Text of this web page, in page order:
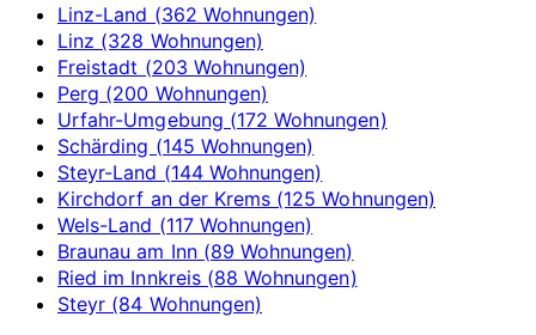
Linz-Land (362 Wohnungen)
Linz (328 Wohnungen)
Freistadt (203 Wohnungen)
Perg (200 Wohnungen)
Urfahr-Umgebung (172 Wohnungen)
Schärding (145 Wohnungen)
Steyr-Land (144 Wohnungen)
Kirchdorf an der Krems (125 Wohnungen)
Wels-Land (117 Wohnungen)
Braunau am Inn (89 Wohnungen)
Ried im Innkreis (88 Wohnungen)
Steyr (84 Wohnungen)